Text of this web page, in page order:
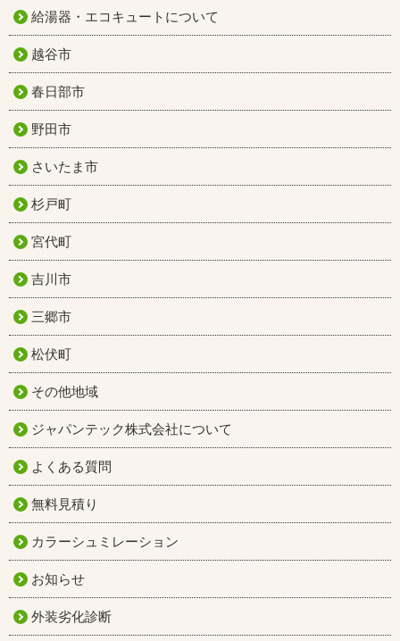
給湯器・エコキュートについて
越谷市
春日部市
野田市
さいたま市
杉戸町
宮代町
吉川市
三郷市
松伏町
その他地域
ジャパンテック株式会社について
よくある質問
無料見積り
カラーシュミレーション
お知らせ
外装劣化診断